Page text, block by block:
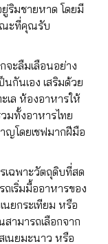
ริมชายหาด โดยมี
ณะที่คุณรับ
จะลืมเลือนอย่าง
กันเอง เสริมด้วย
เล ห้องอาหารให้
มทั้งอาหารไทย
ญโดยเชฟมากฝีมือ
เฉพาะวัตถุดิบที่สด
เริ่มมื้ออาหารของ
ยกระเทียม หรือ
ามารถเลือกจาก
เนยมะนาว หรือ